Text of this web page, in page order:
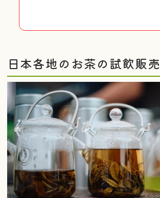
日本各地のお茶の試飲販売